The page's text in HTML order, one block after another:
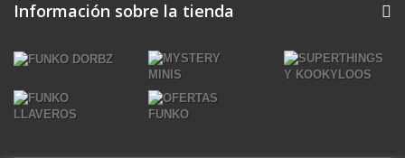
Información sobre la tienda